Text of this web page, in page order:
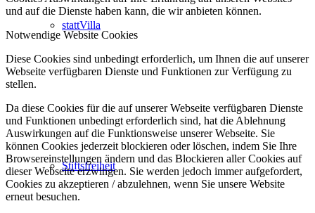
stattVilla
Stiftsfreiheit
und auf die Dienste haben kann, die wir anbieten können.
Notwendige Website Cookies
Diese Cookies sind unbedingt erforderlich, um Ihnen die auf unserer
Webseite verfügbaren Dienste und Funktionen zur Verfügung zu
stellen.
Da diese Cookies für die auf unserer Webseite verfügbaren Dienste
und Funktionen unbedingt erforderlich sind, hat die Ablehnung
Auswirkungen auf die Funktionsweise unserer Webseite. Sie
können Cookies jederzeit blockieren oder löschen, indem Sie Ihre
Browsereinstellungen ändern und das Blockieren aller Cookies auf
dieser Webseite erzwingen. Sie werden jedoch immer aufgefordert,
Cookies zu akzeptieren / abzulehnen, wenn Sie unsere Website
erneut besuchen.